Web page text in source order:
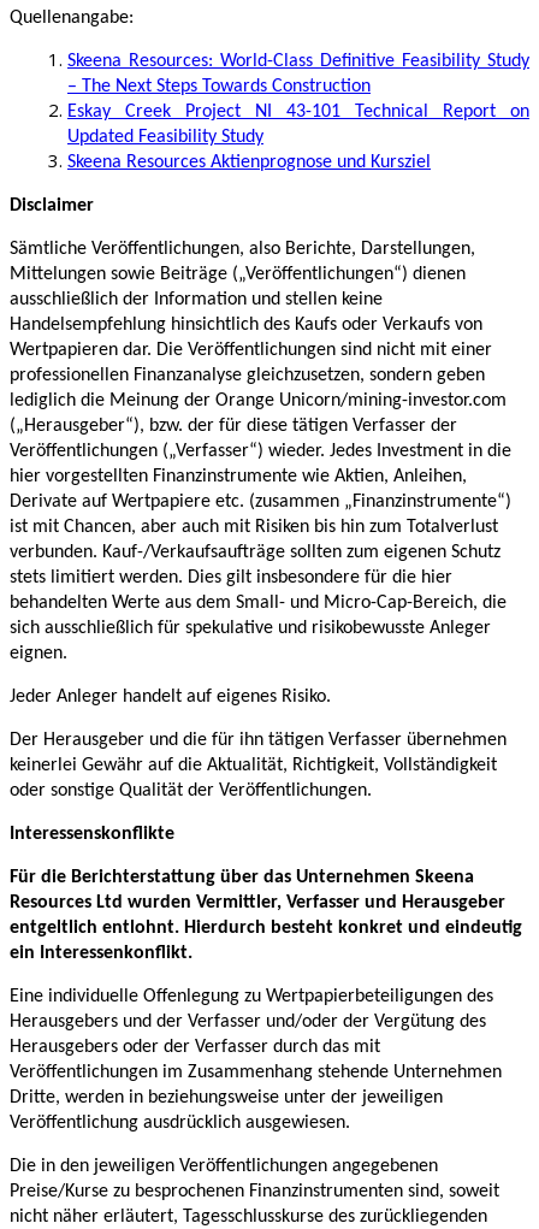
Quellenangabe:
Skeena Resources: World-Class Definitive Feasibility Study
– The Next Steps Towards Construction
Eskay Creek Project NI 43-101 Technical Report on
Updated Feasibility Study
Skeena Resources Aktienprognose und Kursziel
Disclaimer
Sämtliche Veröffentlichungen, also Berichte, Darstellungen,
Mittelungen sowie Beiträge („Veröffentlichungen“) dienen
ausschließlich der Information und stellen keine
Handelsempfehlung hinsichtlich des Kaufs oder Verkaufs von
Wertpapieren dar. Die Veröffentlichungen sind nicht mit einer
professionellen Finanzanalyse gleichzusetzen, sondern geben
lediglich die Meinung der Orange Unicorn/mining-investor.com
(„Herausgeber“), bzw. der für diese tätigen Verfasser der
Veröffentlichungen („Verfasser“) wieder. Jedes Investment in die
hier vorgestellten Finanzinstrumente wie Aktien, Anleihen,
Derivate auf Wertpapiere etc. (zusammen „Finanzinstrumente“)
ist mit Chancen, aber auch mit Risiken bis hin zum Totalverlust
verbunden. Kauf-/Verkaufsaufträge sollten zum eigenen Schutz
stets limitiert werden. Dies gilt insbesondere für die hier
behandelten Werte aus dem Small- und Micro-Cap-Bereich, die
sich ausschließlich für spekulative und risikobewusste Anleger
eignen.
Jeder Anleger handelt auf eigenes Risiko.
Der Herausgeber und die für ihn tätigen Verfasser übernehmen
keinerlei Gewähr auf die Aktualität, Richtigkeit, Vollständigkeit
oder sonstige Qualität der Veröffentlichungen.
Interessenskonflikte
Für die Berichterstattung über das Unternehmen Skeena
Resources Ltd wurden Vermittler, Verfasser und Herausgeber
entgeltlich entlohnt. Hierdurch besteht konkret und eindeutig
ein Interessenkonflikt.
Eine individuelle Offenlegung zu Wertpapierbeteiligungen des
Herausgebers und der Verfasser und/oder der Vergütung des
Herausgebers oder der Verfasser durch das mit
Veröffentlichungen im Zusammenhang stehende Unternehmen
Dritte, werden in beziehungsweise unter der jeweiligen
Veröffentlichung ausdrücklich ausgewiesen.
Die in den jeweiligen Veröffentlichungen angegebenen
Preise/Kurse zu besprochenen Finanzinstrumenten sind, soweit
nicht näher erläutert, Tagesschlusskurse des zurückliegenden